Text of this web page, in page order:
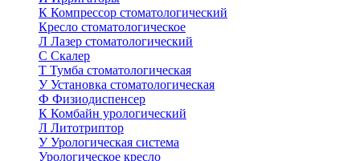
К Компрессор стоматологический
Кресло стоматологическое
Л Лазер стоматологический
С Скалер
Т Тумба стоматологическая
УУстановка стоматологическая
Ф Физиодиспенсер
К Комбайн урологический
Л Литотриптор
УУрологическая система
Урологическое кресло